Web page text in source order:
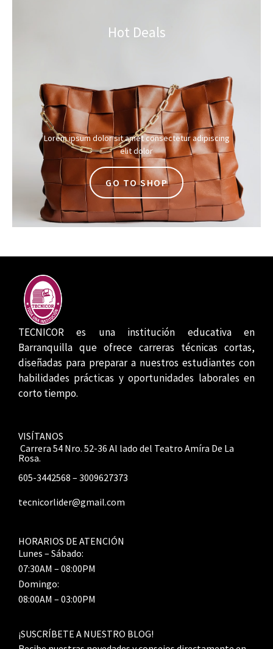
Hot Deals
Lorem ipsum dolor sit amet consectetur adipiscing
elit dolor
GO TO SHOP
TECNICOR es una institución educativa en
Barranquilla que ofrece carreras técnicas cortas,
diseñadas para preparar a nuestros estudiantes con
habilidades prácticas y oportunidades laborales en
corto tiempo.
VISÍTANOS
Carrera 54 Nro. 52-36 Al lado del Teatro Amíra De La
Rosa.
605-3442568 – 3009627373
tecnicorlider@gmail.com
HORARIOS DE ATENCIÓN
Lunes – Sábado:
07:30AM – 08:00PM
Domingo:
08:00AM – 03:00PM
¡SUSCRÍBETE A NUESTRO BLOG!